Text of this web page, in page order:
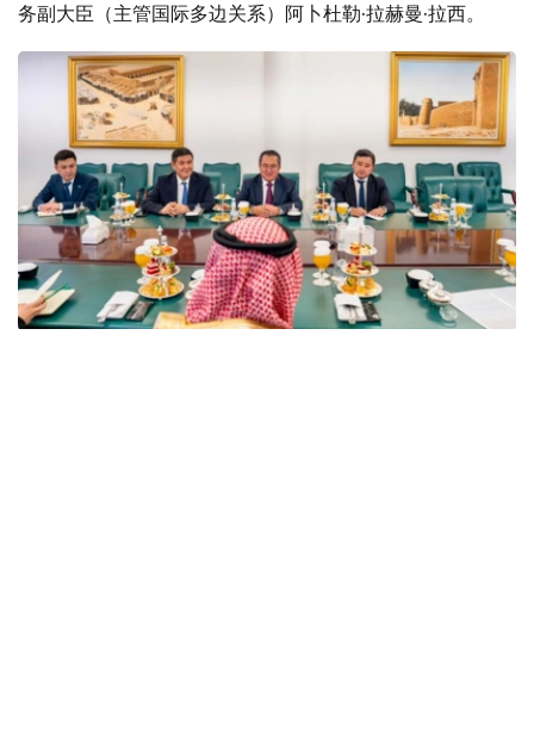
务副大臣（主管国际多边关系）阿卜杜勒·拉赫曼·拉西。